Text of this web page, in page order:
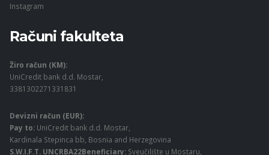
Instagram
Računi fakulteta
Žiro račun (KM):
UniCredit bank d.d. Mostar,
3381302271331831
Devizni račun (EUR):
Pay to: UniCredit bank d.d. Mostar,
Kardinala Stepinca bb, Bosnia and Herzegovina
S.W.I.F.T. UNCRBA22Beneficiary: Sveučilište u Mostaru,